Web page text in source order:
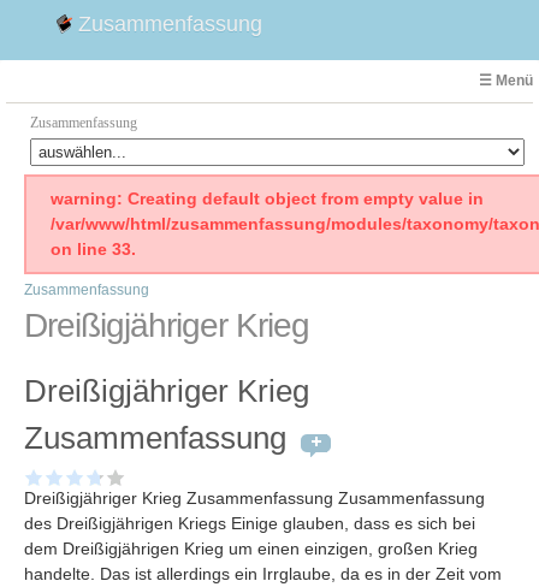
Zusammenfassung
☰ Menü
Zusammenfassung
Faust
Willhelm Tell
Emilia Galotti
1. Weltkrieg Zusammenfassung
Weimarer Republik
Die Räuber
Woyzeck
warning: Creating default object from empty value in
/var/www/html/zusammenfassung/modules/taxonomy/
on line 33.
Zusammenfassung
Dreißigjähriger Krieg
Dreißigjähriger Krieg
Zusammenfassung
Dreißigjähriger Krieg Zusammenfassung Zusammenfassung
des Dreißigjährigen Kriegs Einige glauben, dass es sich bei
dem Dreißigjährigen Krieg um einen einzigen, großen Krieg
handelte. Das ist allerdings ein Irrglaube, da es in der Zeit vom